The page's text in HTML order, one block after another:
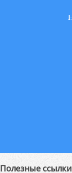
Полезные ссылки